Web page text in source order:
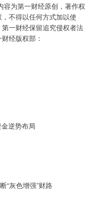
容为第一财经原创，著作权
不得以任何方式加以使
一财经保留追究侵权者法
经版权部：
逆势布局
“灰色增强”财路